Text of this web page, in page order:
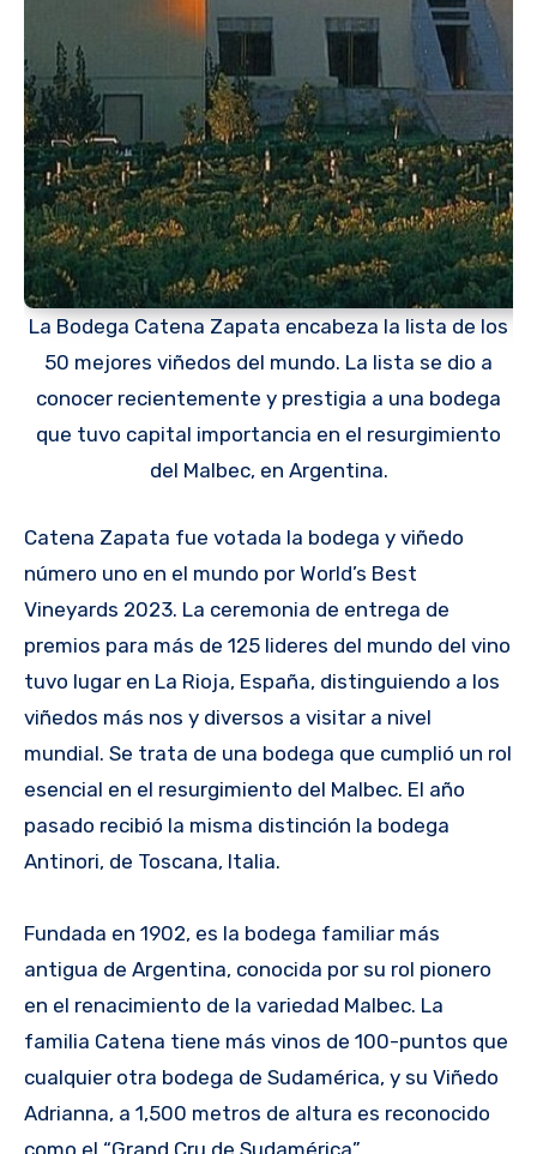
La Bodega Catena Zapata encabeza la lista de los
50 mejores viñedos del mundo. La lista se dio a
conocer recientemente y prestigia a una bodega
que tuvo capital importancia en el resurgimiento
del Malbec, en Argentina.
Catena Zapata fue votada la bodega y viñedo
número uno en el mundo por World’s Best
Vineyards 2023. La ceremonia de entrega de
premios para más de 125 lideres del mundo del vino
tuvo lugar en La Rioja, España, distinguiendo a los
viñedos más ­nos y diversos a visitar a nivel
mundial. Se trata de una bodega que cumplió un rol
esencial en el resurgimiento del Malbec. El año
pasado recibió la misma distinción la bodega
Antinori, de Toscana, Italia.
Fundada en 1902, es la bodega familiar más
antigua de Argentina, conocida por su rol pionero
en el renacimiento de la variedad Malbec. La
familia Catena tiene más vinos de 100-puntos que
cualquier otra bodega de Sudamérica, y su Viñedo
Adrianna, a 1,500 metros de altura es reconocido
como el “Grand Cru de Sudamérica”.